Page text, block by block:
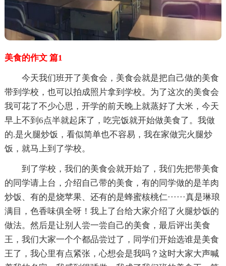
美食的作文 篇1
今天我们班开了美食会，美食会就是把自己做的美食
带到学校，也可以拍成照片拿到学校。为了这次的美食会
我可花了不少心思，开学的前天晚上就蒸好了大米，今天
早上不到6点半就起床了，吃完饭就开始做美食了。我做
的.是火腿炒饭，看似简单也不容易，我在家做完火腿炒
饭，就马上到了学校。
到了学校，我们的美食会就开始了，我们先把带美食
的同学请上台，介绍自己带的美食，有的同学做的是羊肉
炒饭、有的是烧苹果、还有的是蜂蜜核桃仁······真是琳琅
满目，色香味俱全呀！我上了台给大家介绍了火腿炒饭的
做法。然后是让别人尝一尝自己的美食，最后评出美食
王，我们大家一个个都品尝过了，同学们开始选谁是美食
王了，我心里有点紧张，心想会是我吗？这时大家大声喊